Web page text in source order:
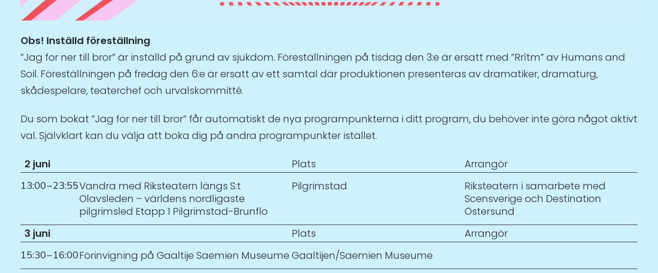
Obs! Inställd föreställning
”Jag for ner till bror” är inställd på grund av sjukdom. Föreställningen på tisdag den 3:e är ersatt med ”Rrîtm” av Humans and
Soil. Föreställningen på fredag den 6:e är ersatt av ett samtal där produktionen presenteras av dramatiker, dramaturg,
skådespelare, teaterchef och urvalskommitté.
Du som bokat ”Jag for ner till bror” får automatiskt de nya programpunkterna i ditt program, du behöver inte göra något aktivt
val. Självklart kan du välja att boka dig på andra programpunkter istället.
2 juni Plats Arrangör
13:00–23:55Vandra med Riksteatern längs S:t
Olavsleden – världens nordligaste
pilgrimsled Etapp 1 Pilgrimstad-Brunflo
Pilgrimstad
Riksteatern i samarbete med
Scensverige och Destination
Östersund
3 juni
Plats Arrangör
15:30–16:00Förinvigning på Gaaltije Saemien Museume Gaaltijen/Saemien Museume